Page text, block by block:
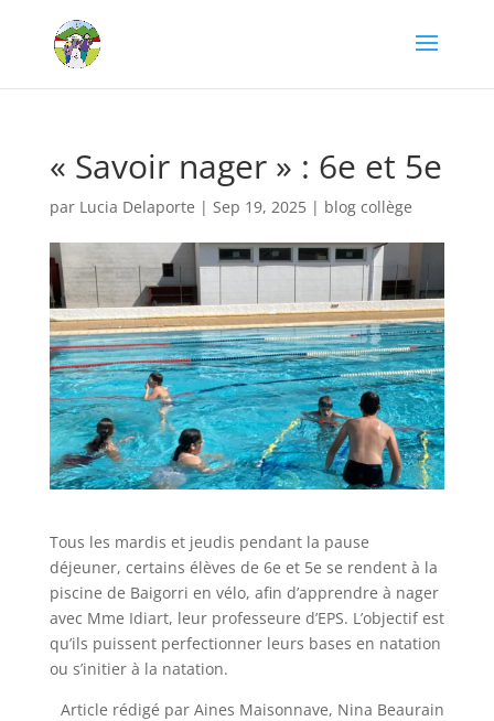
« Savoir nager » : 6e et 5e
par Lucia Delaporte | Sep 19, 2025| blog collège
Tous les mardis et jeudis pendant la pause
déjeuner, certains élèves de 6e et 5e se rendent à la
piscine de Baigorri en vélo, afin d’apprendre à nager
avec Mme Idiart, leur professeure d’EPS. L’objectif est
qu’ils puissent perfectionner leurs bases en natation
ou s’initier à la natation.
Article rédigé par Aines Maisonnave, Nina Beaurain